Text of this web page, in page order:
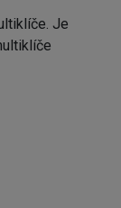
Je